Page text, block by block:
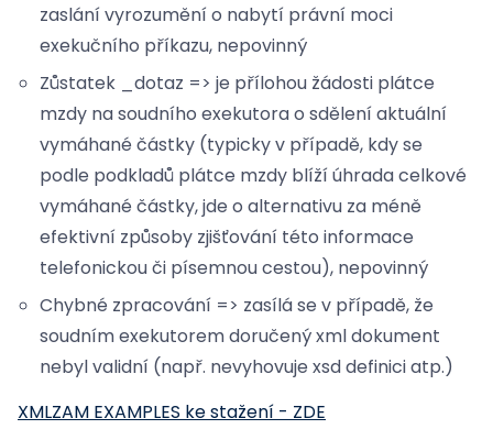
zaslání vyrozumění o nabytí právní moci
exekučního příkazu, nepovinný
Zůstatek _dotaz => je přílohou žádosti plátce
mzdy na soudního exekutora o sdělení aktuální
vymáhané částky (typicky v případě, kdy se
podle podkladů plátce mzdy blíží úhrada celkové
vymáhané částky, jde o alternativu za méně
efektivní způsoby zjišťování této informace
telefonickou či písemnou cestou), nepovinný
Chybné zpracování => zasílá se v případě, že
soudním exekutorem doručený xml dokument
nebyl validní (např. nevyhovuje xsd definici atp.)
XMLZAM EXAMPLES ke stažení - ZDE